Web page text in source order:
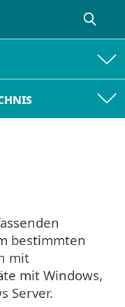
bestimmten
mit
mit Windows,
Server.